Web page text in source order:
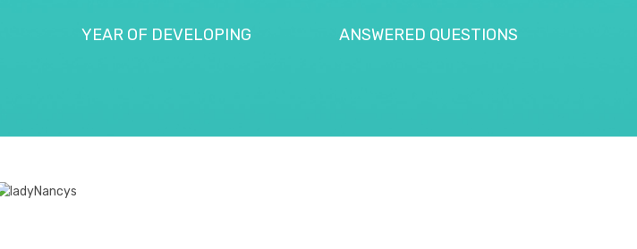
YEAR OF DEVELOPING ANSWERED QUESTIONS